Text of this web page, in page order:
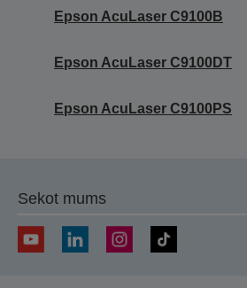
Epson AcuLaser C9100B
Epson AcuLaser C9100DT
Epson AcuLaser C9100PS
Sekot mums